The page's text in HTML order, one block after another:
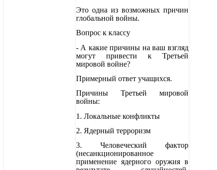
Это одна из возможных причин
глобальной войны.
Вопрос к классу
- А какие причины на ваш взгляд
могут привести к Третьей
мировой войне?
Примерный ответ учащихся.
Причины Третьей мировой
войны:
1. Локальные конфликты
2. Ядерный терроризм
3. Человеческий фактор
(несанкционированное
применение ядерного оружия в